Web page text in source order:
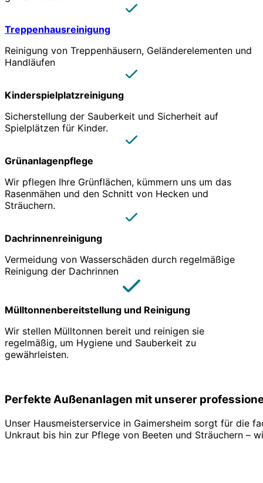
Treppenhausreinigung
Reinigung von Treppenhäusern, Geländerelementen und
Handläufen
Kinderspielplatzreinigung
Sicherstellung der Sauberkeit und Sicherheit auf
Spielplätzen für Kinder.
Grünanlagenpflege
Wir pflegen Ihre Grünflächen, kümmern uns um das
Rasenmähen und den Schnitt von Hecken und
Sträuchern.
Dachrinnenreinigung
Vermeidung von Wasserschäden durch regelmäßige
Reinigung der Dachrinnen
Mülltonnenbereitstellung und Reinigung
Wir stellen Mülltonnen bereit und reinigen sie
regelmäßig, um Hygiene und Sauberkeit zu
gewährleisten.
Perfekte Außenanlagen mit unserer
Unser Hausmeisterservice in Gaimersheim sorgt für die
Unkraut bis hin zur Pflege von Beeten und Sträuchern –